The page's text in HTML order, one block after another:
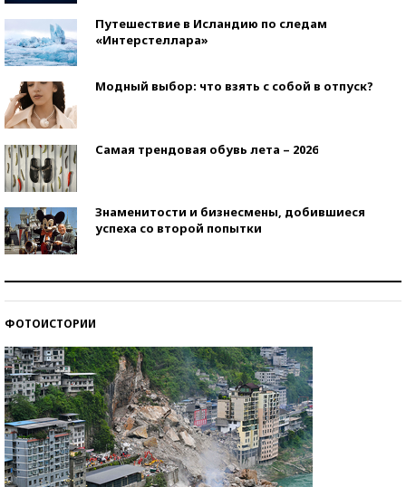
Путешествие в Исландию по следам
«Интерстеллара»
Модный выбор: что взять с собой в отпуск?
Самая трендовая обувь лета – 2026
Знаменитости и бизнесмены, добившиеся
успеха со второй попытки
ФОТОИСТОРИИ